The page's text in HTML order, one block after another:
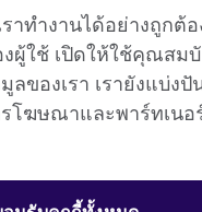
าทำงานได้อย่างถูกต้
ใช้ เปิดให้ใช้คุณสมบั
ลของเรา เรายังแบ่ง
โฆษณาและพาร์ทเนอ